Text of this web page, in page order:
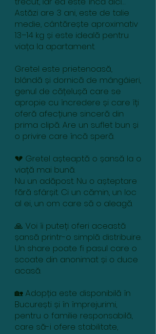
Astăzi are 3 ani, este de talie
medie, cântărește aproximativ
13–14 kg și este ideală pentru
viața la apartament.
Gretel este prietenoasă,
blândă și dornică de mângâieri,
genul de cățelușă care se
apropie cu încredere și care îți
oferă afecțiune sinceră din
prima clipă. Are un suflet bun și
o privire care încă speră.
💔 Gretel așteaptă o șansă la o
viață mai bună.
Nu un adăpost. Nu o așteptare
fără sfârșit. Ci un cămin, un loc
al ei, un om care să o aleagă.
🙏 Voi îi puteți oferi această
șansă printr-o simplă distribuire.
Un share poate fi pasul care o
scoate din anonimat și o duce
acasă.
🏡 Adopția este disponibilă în
București și în împrejurimi,
pentru o familie responsabilă,
care să-i ofere stabilitate,